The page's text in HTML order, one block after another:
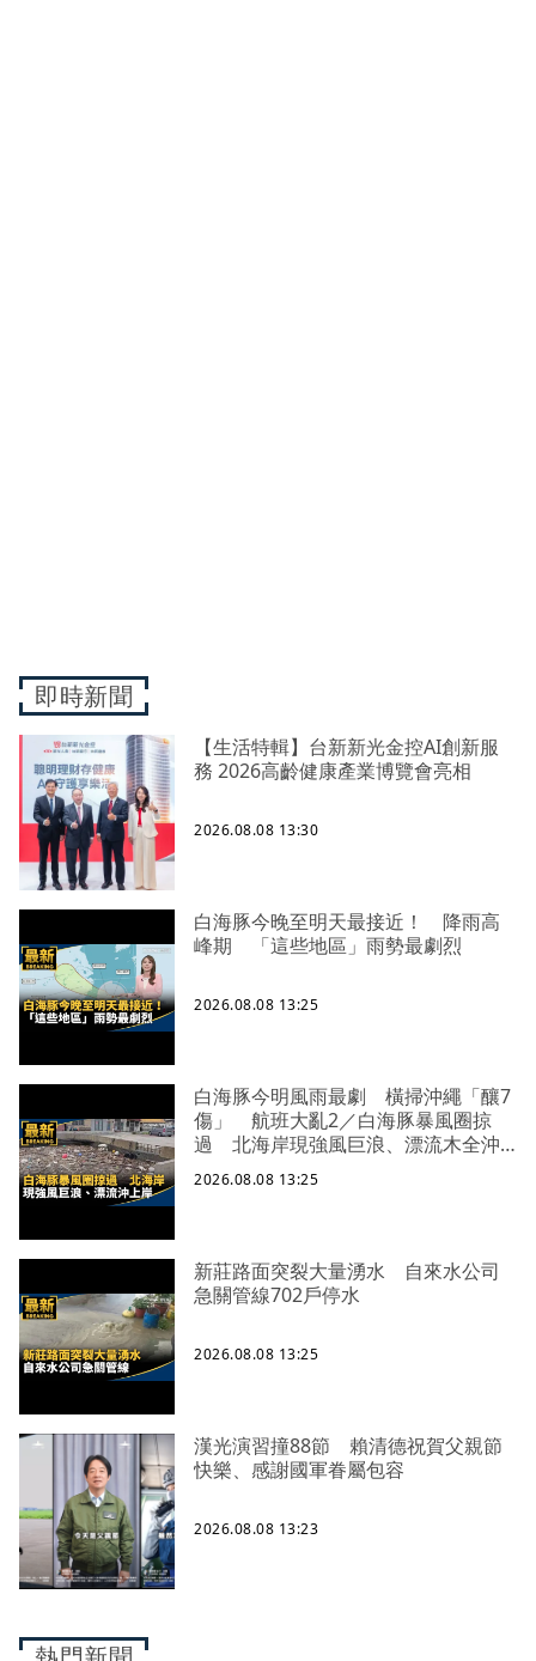
即時新聞
【生活特輯】台新新光金控AI創新服
務 2026高齡健康產業博覽會亮相
2026.08.08 13:30
白海豚今晚至明天最接近！ 降雨高
峰期 「這些地區」雨勢最劇烈
2026.08.08 13:25
白海豚今明風雨最劇 橫掃沖繩「釀7
傷」 航班大亂2／白海豚暴風圈掠
過 北海岸現強風巨浪、漂流木全沖
上岸
2026.08.08 13:25
新莊路面突裂大量湧水 自來水公司
急關管線702戶停水
2026.08.08 13:25
漢光演習撞88節 賴清德祝賀父親節
快樂、感謝國軍眷屬包容
2026.08.08 13:23